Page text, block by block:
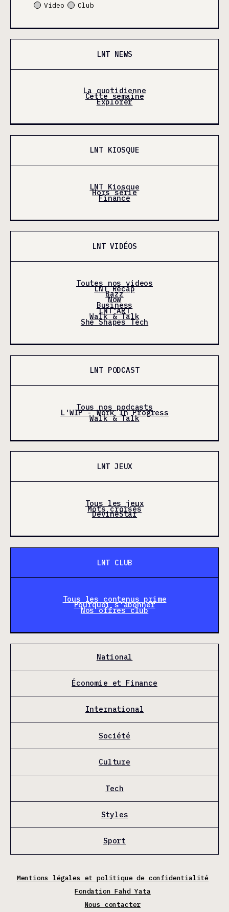
Video
Club
LNT NEWS
La quotidienne
Cette semaine
Explorer
LNT KIOSQUE
LNT Kiosque
Hors série
Finance
LNT VIDÉOS
Toutes nos videos
LNT Récap
Bazz
Now
Business
LNT'ART
Walk & Talk
She Shapes Tech
LNT PODCAST
Tous nos podcasts
L'WIP - Work In Progress
Walk & Talk
LNT JEUX
Tous les jeux
Mots croisés
DevineStar
LNT CLUB
Tous les contenus prime
Pourquoi s'abonner
Nos offres club
National
Économie et Finance
International
Société
Culture
Tech
Styles
Sport
Mentions légales et politique de confidentialité
Fondation Fahd Yata
Nous contacter